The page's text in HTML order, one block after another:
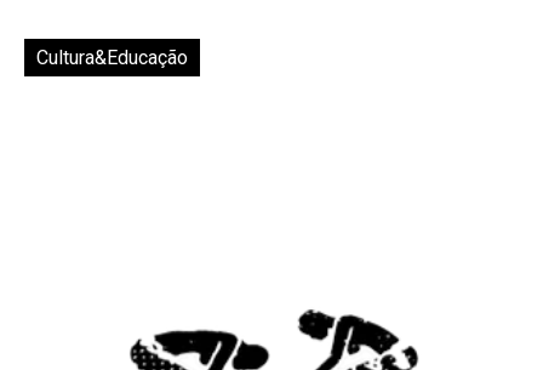
Cultura&Educação